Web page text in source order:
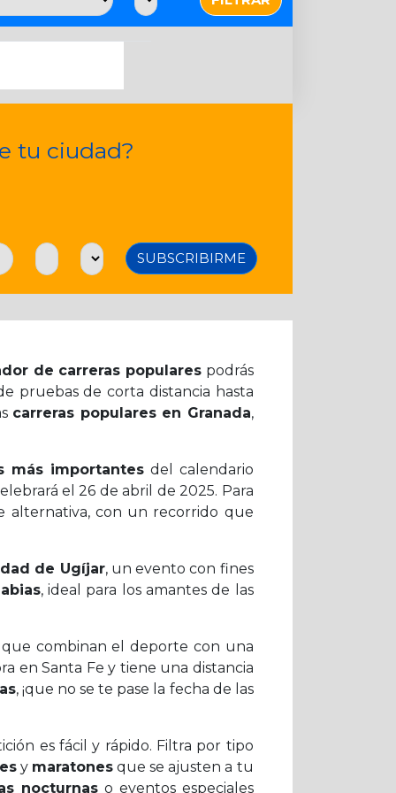
tu ciudad?
SUBSCRIBIRME
de carreras populares podrás
pruebas de corta distancia hasta
carreras populares en Granada,
más importantesdel calendario
el 26 de abril de 2025. Para
alternativa, con un recorrido que
de Ugíjar, un evento con fines
, ideal para los amantes de las
combinan el deporte con una
en Santa Fe y tiene una distancia
, ¡que no se te pase la fecha de las
es fácil y rápido. Filtra por tipo
y maratonesque se ajusten a tu
nocturnaso eventos especiales